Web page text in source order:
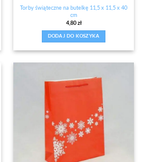
Torby świąteczne na butelkę 11,5 x 11,5 x 40
cm
4,80zł
DODAJ DO KOSZYKA